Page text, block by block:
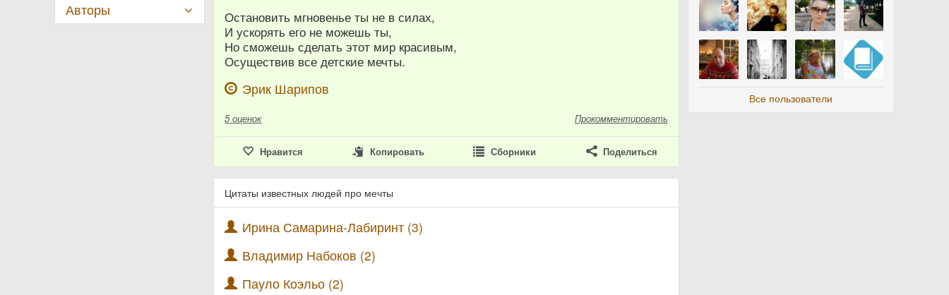
Остановить мгновенье ты не в силах,
И ускорять его не можешь ты,
Но сможешь сделать этот мир красивым,
Осуществив все детские мечты.
Эрик Шарипов
5 оценок Прокомментировать
Нравится Копировать Сборники Поделиться
Цитаты известных людей про мечты
Ирина Самарина-Лабиринт (3)
Владимир Набоков (2)
Пауло Коэльо (2)
Все пользователи
Авторы